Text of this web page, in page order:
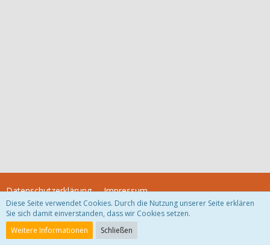
Datenschutzerklärung Impressum
Community-Software:
Diese Seite verwendet Cookies. Durch die Nutzung unserer Seite erklären
Sie sich damit einverstanden, dass wir Cookies setzen.
Weitere Informationen
Schließen